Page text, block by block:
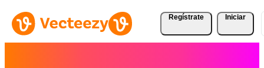
Regístrate Iniciar